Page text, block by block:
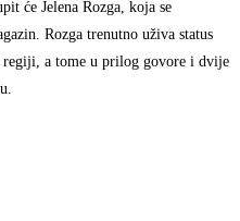
će Jelena Rozga, koja se
Rozga trenutno uživa status
a tome u prilog govore i dvije